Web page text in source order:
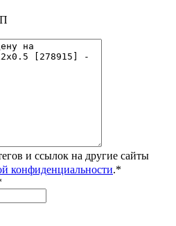
и ссылок на другие сайты
конфиденциальности.*